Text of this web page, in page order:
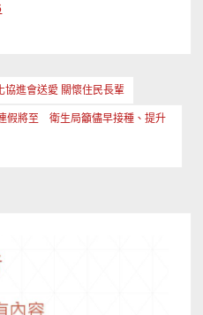
協進會送愛 關懷住民長輩
假將至 衛生局籲儘早接種、提升